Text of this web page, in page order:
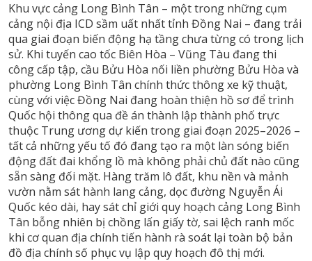
Khu vực cảng Long Bình Tân – một trong những cụm
cảng nội địa ICD sầm uất nhất tỉnh Đồng Nai – đang trải
qua giai đoạn biến động hạ tầng chưa từng có trong lịch
sử. Khi tuyến cao tốc Biên Hòa – Vũng Tàu đang thi
công cấp tập, cầu Bửu Hòa nối liền phường Bửu Hòa và
phường Long Bình Tân chính thức thông xe kỹ thuật,
cùng với việc Đồng Nai đang hoàn thiện hồ sơ để trình
Quốc hội thông qua đề án thành lập thành phố trực
thuộc Trung ương dự kiến trong giai đoạn 2025–2026 –
tất cả những yếu tố đó đang tạo ra một làn sóng biến
động đất đai khổng lồ mà không phải chủ đất nào cũng
sẵn sàng đối mặt. Hàng trăm lô đất, khu nền và mảnh
vườn nằm sát hành lang cảng, dọc đường Nguyễn Ái
Quốc kéo dài, hay sát chỉ giới quy hoạch cảng Long Bình
Tân bỗng nhiên bị chồng lấn giấy tờ, sai lệch ranh mốc
khi cơ quan địa chính tiến hành rà soát lại toàn bộ bản
đồ địa chính số phục vụ lập quy hoạch đô thị mới.